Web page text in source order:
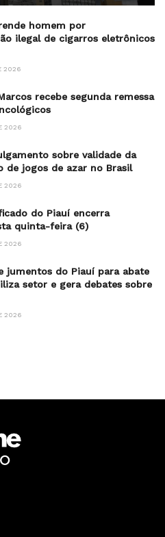
homem por
ilegal de cigarros eletrônicos
2026
recebe segunda remessa
2026
sobre validade da
de jogos de azar no Brasil
2026
do Piauí encerra
quinta-feira (6)
2026
jumentos do Piauí para abate
setor e gera debates sobre
2026